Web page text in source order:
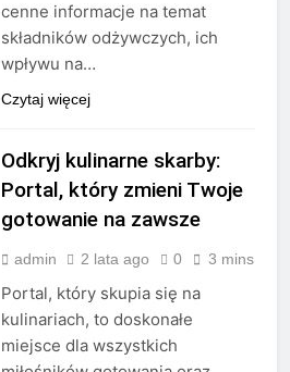
cenne informacje na temat
składników odżywczych, ich
wpływu na…
Czytaj więcej
Odkryj kulinarne skarby:
Portal, który zmieni Twoje
gotowanie na zawsze
admin 2 lata ago 0 3 mins
Portal, który skupia się na
kulinariach, to doskonałe
miejsce dla wszystkich